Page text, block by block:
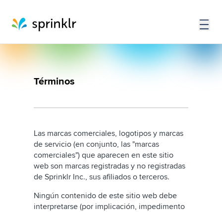
Términos
Las marcas comerciales, logotipos y marcas
de servicio (en conjunto, las "marcas
comerciales") que aparecen en este sitio
web son marcas registradas y no registradas
de Sprinklr Inc., sus afiliados o terceros.
Ningún contenido de este sitio web debe
interpretarse (por implicación, impedimento